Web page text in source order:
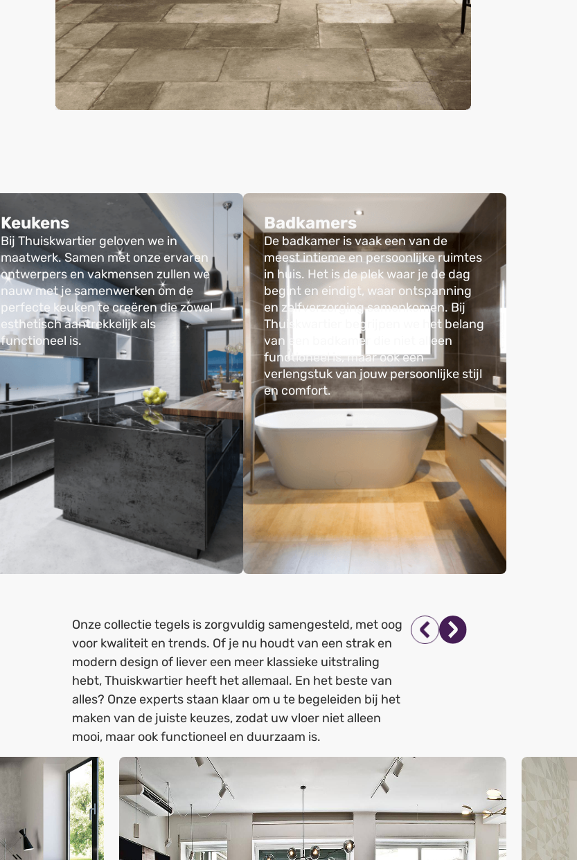
Keukens
Bij Thuiskwartier geloven we in
maatwerk. Samen met onze ervaren
ontwerpers en vakmensen zullen we
nauw met je samenwerken om de
perfecte keuken te creëren die zowel
esthetisch aantrekkelijk als
functioneel is.
Badkamers
De badkamer is vaak een van de
meest intieme en persoonlijke ruimtes
in huis. Het is de plek waar je de dag
begint en eindigt, waar ontspanning
en zelfverzorging samenkomen. Bij
Thuiskwartier begrijpen we het belang
van een badkamer die niet alleen
functioneel is, maar ook een
verlengstuk van jouw persoonlijke stijl
en comfort.
Onze collectie tegels is zorgvuldig samengesteld, met oog
voor kwaliteit en trends. Of je nu houdt van een strak en
modern design of liever een meer klassieke uitstraling
hebt, Thuiskwartier heeft het allemaal. En het beste van
alles? Onze experts staan klaar om u te begeleiden bij het
maken van de juiste keuzes, zodat uw vloer niet alleen
mooi, maar ook functioneel en duurzaam is.